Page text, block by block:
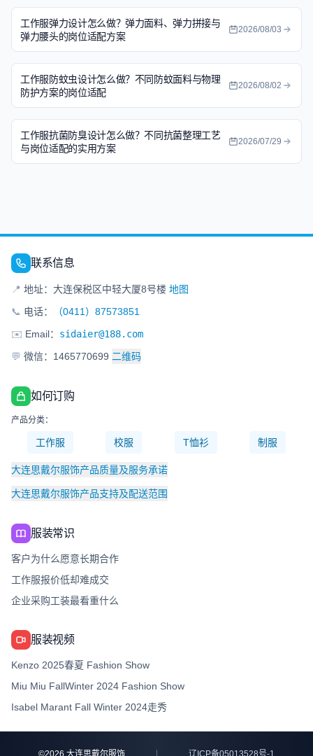
工作服弹力设计怎么做？弹力面料、弹力拼接与
弹力腰头的岗位适配方案
2026/08/03
工作服防蚊虫设计怎么做？不同防蚊面料与物理
防护方案的岗位适配
2026/08/02
工作服抗菌防臭设计怎么做？不同抗菌整理工艺
与岗位适配的实用方案
2026/07/29
联系信息
📍 地址：大连保税区中轻大厦8号楼 地图
📞 电话：
（0411）87573851
✉️ Email： sidaier@188.com
💬 微信：1465770699 二维码
如何订购
产品分类：
工作服 校服 T恤衫 制服
大连思戴尔服饰产品质量及服务承诺
大连思戴尔服饰产品支持及配送范围
服装常识
客户为什么愿意长期合作
工作服报价低却难成交
企业采购工装最看重什么
服装视频
Kenzo 2025春夏 Fashion Show
Miu Miu FallWinter 2024 Fashion Show
Isabel Marant Fall Winter 2024走秀
©2026 大连思戴尔服饰 辽ICP备05013528号-1